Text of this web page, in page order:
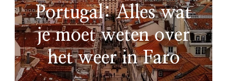
Portugal: Alles wat
je moet weten over
het weer in Faro